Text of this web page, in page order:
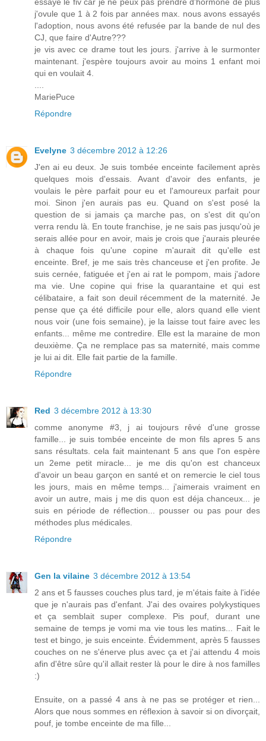
j'ovule que 1 à 2 fois par années max. nous avons essayés
l'adoption, nous avons été refusée par la bande de nul des
CJ, que faire d'Autre???
je vis avec ce drame tout les jours. j'arrive à le surmonter
maintenant. j'espère toujours avoir au moins 1 enfant moi
qui en voulait 4.
MariePuce
Répondre
Evelyne 3 décembre 2012 à 12:26
J'en ai eu deux. Je suis tombée enceinte facilement après
quelques mois d'essais. Avant d'avoir des enfants, je
voulais le père parfait pour eu et l'amoureux parfait pour
moi. Sinon j'en aurais pas eu. Quand on s'est posé la
question de si jamais ça marche pas, on s'est dit qu'on
verra rendu là. En toute franchise, je ne sais pas jusqu'où je
serais allée pour en avoir, mais je crois que j'aurais pleurée
à chaque fois qu'une copine m'aurait dit qu'elle est
enceinte. Bref, je me sais très chanceuse et j'en profite. Je
suis cernée, fatiguée et j'en ai rat le pompom, mais j'adore
ma vie. Une copine qui frise la quarantaine et qui est
célibataire, a fait son deuil récemment de la maternité. Je
pense que ça été difficile pour elle, alors quand elle vient
nous voir (une fois semaine), je la laisse tout faire avec les
enfants... même me contredire. Elle est la maraine de mon
deuxième. Ça ne remplace pas sa maternité, mais comme
je lui ai dit. Elle fait partie de la famille.
Répondre
Red 3 décembre 2012 à 13:30
comme anonyme #3, j ai toujours rêvé d'une grosse
famille... je suis tombée enceinte de mon fils apres 5 ans
sans résultats. cela fait maintenant 5 ans que l'on espère
un 2eme petit miracle... je me dis qu'on est chanceux
d'avoir un beau garçon en santé et on remercie le ciel tous
les jours, mais en même temps... j'aimerais vraiment en
avoir un autre, mais j me dis quon est déja chanceux... je
suis en période de réflection... pousser ou pas pour des
méthodes plus médicales.
Répondre
Gen la vilaine 3 décembre 2012 à 13:54
2 ans et 5 fausses couches plus tard, je m'étais faite à l'idée
que je n'aurais pas d'enfant. J'ai des ovaires polykystiques
et ça semblait super complexe. Pis pouf, durant une
semaine de temps je vomi ma vie tous les matins... Fait le
test et bingo, je suis enceinte. Évidemment, après 5 fausses
couches on ne s'énerve plus avec ça et j'ai attendu 4 mois
afin d'être sûre qu'il allait rester là pour le dire à nos familles
:)
Ensuite, on a passé 4 ans à ne pas se protéger et rien...
Alors que nous sommes en réflexion à savoir si on divorçait,
pouf, je tombe enceinte de ma fille...